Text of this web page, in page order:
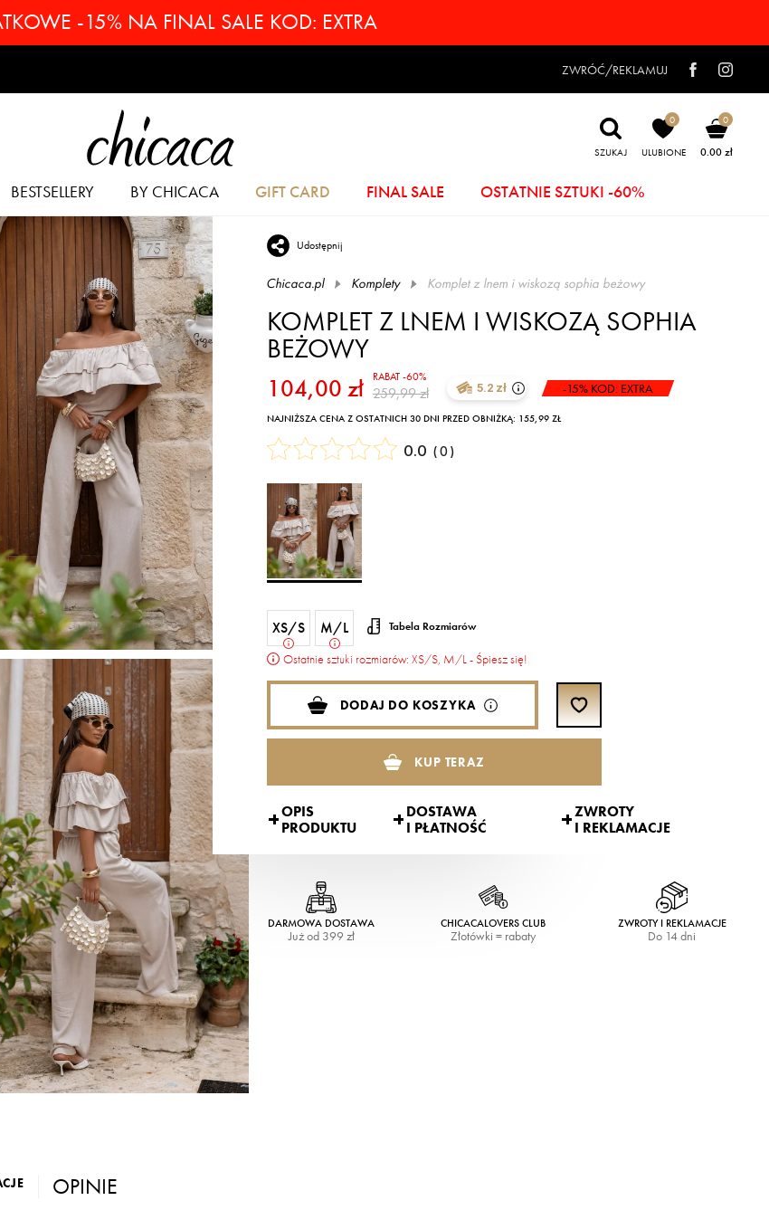
-15% NA FINAL SALE KOD: EXTRA
ZWRÓĆ/REKLAMUJ
SZUKAJ
0
ULUBIONE
0
0.00 zł
BESTSELLERY BY CHICACA GIFT CARD FINAL SALE OSTATNIE SZTUKI -60%
OPINIE
Udostępnij
Chicaca.pl Komplety komplet z lnem i wiskozą sophia beżowy
KOMPLET Z LNEM I WISKOZĄ SOPHIA
BEŻOWY
104,00 zł RABAT -60%
259,99 zł 5.2 zł -15% KOD: EXTRA
NAJNIŻSZA CENA Z OSTATNICH 30 DNI PRZED OBNIŻKĄ: 155,99 ZŁ
0.0 (0)
XS/S M/L Tabela Rozmiarów
Ostatnie sztuki rozmiarów: XS/S, M/L - Śpiesz się!
DODAJ DO KOSZYKA
KUP TERAZ
OPIS
PRODUKTU
DOSTAWA
I PŁATNOŚĆ
ZWROTY
I REKLAMACJE
DARMOWA DOSTAWA
Już od 399 zł
CHICACALOVERS CLUB
Złotówki = rabaty
ZWROTY I REKLAMACJE
Do 14 dni